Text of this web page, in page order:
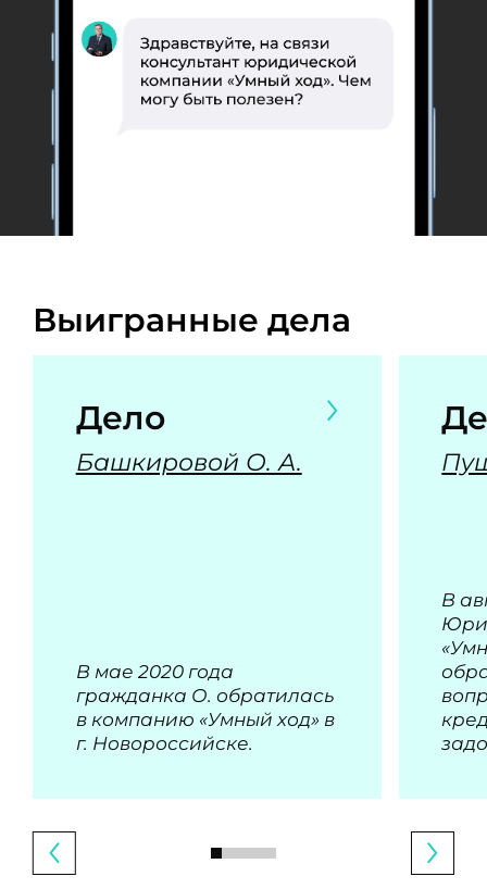
Выигранные дела
Дело
Башкировой О. А.
В мае 2020 года
гражданка О. обратилась
в компанию «Умный ход» в
г. Новороссийске.
В